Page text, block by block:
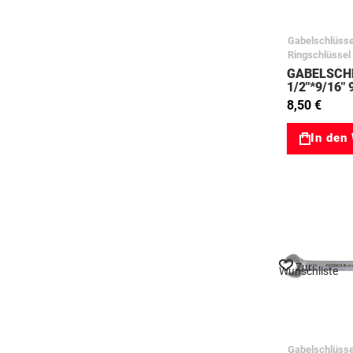
Ringschlüssel
1/2"*9/16"
8,50 €
In
Zur
Wunschliste